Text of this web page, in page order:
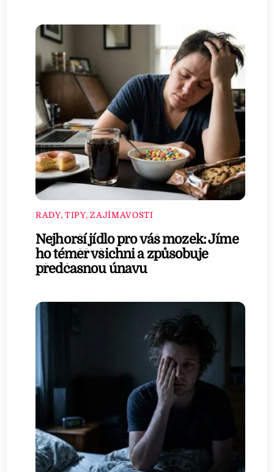
RADY, TIPY, ZAJÍMAVOSTI
Nejhorší jídlo pro váš mozek: Jíme
ho téměř všichni a způsobuje
předčasnou únavu